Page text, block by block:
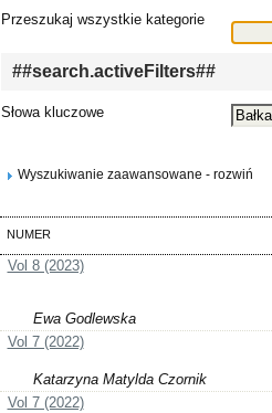
Przeszukaj wszystkie kategorie
##search.activeFilters##
Słowa kluczowe
Wyszukiwanie zaawansowane - rozwiń
NUMER
Vol 8 (2023)
Ewa Godlewska
Vol 7 (2022)
Katarzyna Matylda Czornik
Vol 7 (2022)